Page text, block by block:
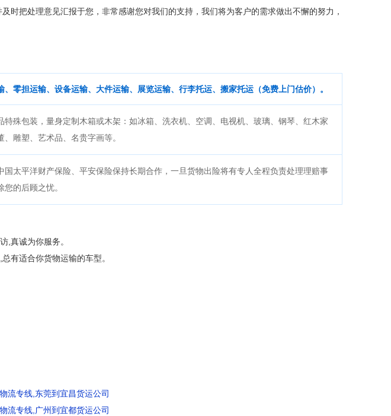
时把处理意见汇报于您，非常感谢您对我们的支持，我们将为客户的需求做出不懈的努力，
、零担运输、设备运输、大件运输、展览运输、行李托运、搬家托运（免费上门估价）。
特殊包装，量身定制木箱或木架：如冰箱、洗衣机、空调、电视机、玻璃、钢琴、红木家
、雕塑、艺术品、名贵字画等。
国太平洋财产保险、平安保险保持长期合作，一旦货物出险将有专人全程负责处理理赔事
您的后顾之忧。
,真诚为你服务。
有适合你货物运输的车型。
流专线,东莞到宜昌货运公司
流专线,广州到宜都货运公司